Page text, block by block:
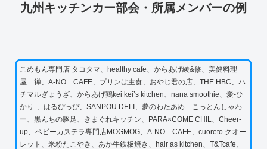
九州キッチンカー部会・所属メンバーの例
こめもん専門店 タコタマ、healthy cafe、からあげ綾&修、美健料理
屋 禅、A-NO CAFE、プリンは主食、おやじ君の店、THE HBC、ハ
チマルぎょうざ、からあげ鶏kei kei’s kitchen、nana smoothie、愛-ひ
かり-、はるぴっぴ、SANPOU.DELI、夢のわたあめ こっとんしゃわ
ー、黒んちの豚足、きまぐれキッチン、PARA×COME CHIL、Cheer-
up、ベビーカステラ専門店MOGMOG、A-NO CAFE、cuoreto クオー
レット、米粉たこやき、あか牛鉄板焼き、hair as kitchen、T&Tcafe、